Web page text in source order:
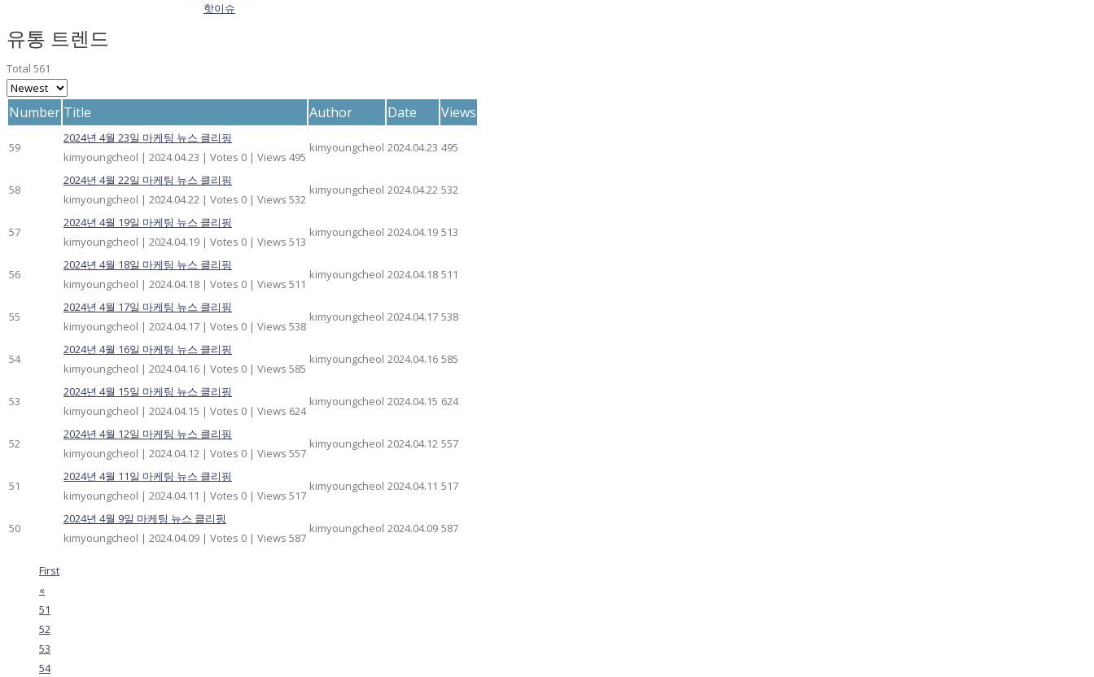
핫이슈
유통 트렌드
Total 561
Number Title Author Date Views
59
2024년 4월 23일 마케팅 뉴스 클리핑
kimyoungcheol | 2024.04.23 | Votes 0 | Views 495
kimyoungcheol 2024.04.23 495
58
2024년 4월 22일 마케팅 뉴스 클리핑
kimyoungcheol | 2024.04.22 | Votes 0 | Views 532
kimyoungcheol 2024.04.22 532
57
2024년 4월 19일 마케팅 뉴스 클리핑
kimyoungcheol | 2024.04.19 | Votes 0 | Views 513
kimyoungcheol 2024.04.19 513
56
2024년 4월 18일 마케팅 뉴스 클리핑
kimyoungcheol | 2024.04.18 | Votes 0 | Views 511
kimyoungcheol 2024.04.18 511
55
2024년 4월 17일 마케팅 뉴스 클리핑
kimyoungcheol | 2024.04.17 | Votes 0 | Views 538
kimyoungcheol 2024.04.17 538
54
2024년 4월 16일 마케팅 뉴스 클리핑
kimyoungcheol | 2024.04.16 | Votes 0 | Views 585
kimyoungcheol 2024.04.16 585
53
2024년 4월 15일 마케팅 뉴스 클리핑
kimyoungcheol | 2024.04.15 | Votes 0 | Views 624
kimyoungcheol 2024.04.15 624
52
2024년 4월 12일 마케팅 뉴스 클리핑
kimyoungcheol | 2024.04.12 | Votes 0 | Views 557
kimyoungcheol 2024.04.12 557
51
2024년 4월 11일 마케팅 뉴스 클리핑
kimyoungcheol | 2024.04.11 | Votes 0 | Views 517
kimyoungcheol 2024.04.11 517
50
2024년 4월 9일 마케팅 뉴스 클리핑
kimyoungcheol | 2024.04.09 | Votes 0 | Views 587
kimyoungcheol 2024.04.09 587
First
«
51
52
53
54